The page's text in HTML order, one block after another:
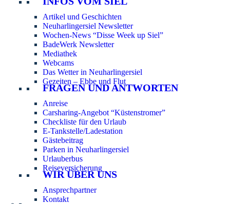
Artikel und Geschichten
Neuharlingersiel Newsletter
Wochen-News “Disse Week up Siel”
BadeWerk Newsletter
Mediathek
Webcams
Das Wetter in Neuharlingersiel
Gezeiten – Ebbe und Flut
FRAGEN UND ANTWORTEN
Anreise
Carsharing-Angebot “Küstenstromer”
Checkliste für den Urlaub
E-Tankstelle/Ladestation
Gästebeitrag
Parken in Neuharlingersiel
Urlauberbus
Reiseversicherung
WIR ÜBER UNS
Ansprechpartner
Kontakt